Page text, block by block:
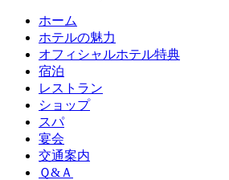
ホーム
ホテルの魅力
オフィシャルホテル特典
宿泊
レストラン
ショップ
スパ
宴会
交通案内
Ｑ&Ａ